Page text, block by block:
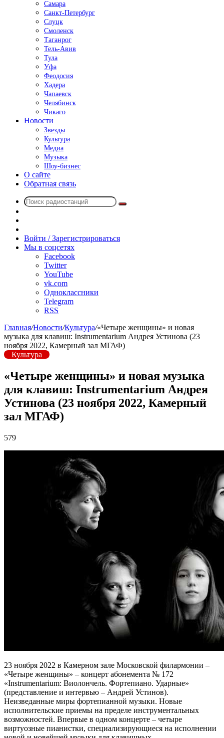
Самара
Санкт-Петербург
Слуцк
Смоленск
Таганрог
Тель-Авив
Тула
Уфа
Феодосия
Хадера
Чапаевск
Челябинск
Чикаго
Новости
Звезды
Культура
Медиа
Музыка
Шоу-бизнес
О сайте
Обратная связь
Поиск
радио
Войти / Зарегистрироваться
Мы в соцсетях
Facebook
Twitter
YouTube
vk.com
Одноклассники
Telegram
RSS
Главная/Новости/Культура/«Четыре женщины» и новая
музыка для клавиш: Instrumentarium Андрея Устинова (23
ноября 2022, Камерный зал МГАФ)
Культура
«Четыре женщины» и новая музыка
для клавиш: Instrumentarium Андрея
Устинова (23 ноября 2022, Камерный
зал МГАФ)
579
23 ноября 2022 в Камерном зале Московской филармонии –
«Четыре женщины» – концерт абонемента № 172
«Instrumentarium: Виолончель. Фортепиано. Ударные»
(представление и интервью – Андрей Устинов).
Неизведанные миры фортепианной музыки. Новые
исполнительские приемы на пределе инструментальных
возможностей. Впервые в одном концерте – четыре
виртуозные пианистки, специализирующиеся на исполнении